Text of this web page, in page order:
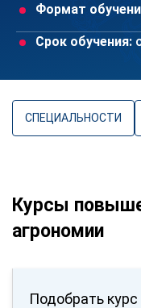
Формат
Срок обучения:
СПЕЦИАЛЬНОСТИ
Курсы
агрономии
Подобрать курс